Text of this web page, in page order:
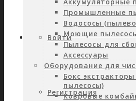
Войти
Регистрация
Промышленные
Водососы
Моющие
Пылесосы для
Аксессуары
Оборудование для
Бокс
пылесосы)
Ковровые